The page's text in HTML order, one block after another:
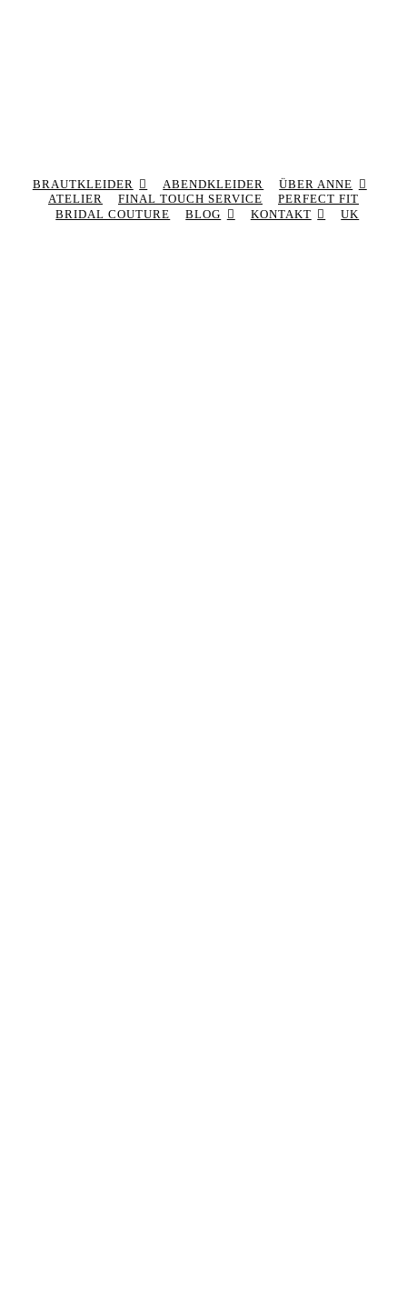
BRAUTKLEIDER ABENDKLEIDER
ÜBER ANNE
ATELIER
FINAL TOUCH SERVICE
PERFECT FIT
BRIDAL COUTURE
BLOG KONTAKT UK